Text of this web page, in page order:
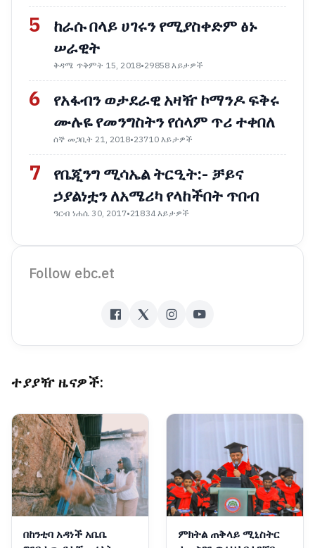
5
ከራሱ በላይ ሀገሩን የሚያስቀድም ፅኑ
ሠራዊት
ቅዳሜ ጥቅምት 15, 2018•29858 እይታዎች
6
የአፋብን ወታደራዊ አዛዥ ኮማንዶ ፍቅሩ
ሙሉዬ የመንግስትን የሰላም ጥሪ ተቀበለ
ሰኞ መጋቢት 21, 2018•23710 እይታዎች
7
የቤጂንግ ሚሳኤል ትርዒት:- ቻይና
ኃያልነቷን ለአሜሪካ የላከችበት ጥበብ
ዓርብ ነሐሴ 30, 2017•21834 እይታዎች
Follow ebc.et
ተያያዥ ዜናዎች:
በከንቲባ አዳነች አቤቤ
ምክትል ጠቅላይ ሚኒስትር